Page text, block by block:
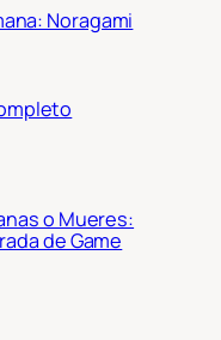
Noragami
o Mueres:
de Game